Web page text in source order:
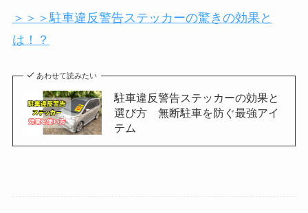
＞＞＞駐車違反警告ステッカーの驚きの効果と
は！？
あわせて読みたい
駐車違反警告ステッカーの効果と
選び方 無断駐車を防ぐ最強アイ
テム